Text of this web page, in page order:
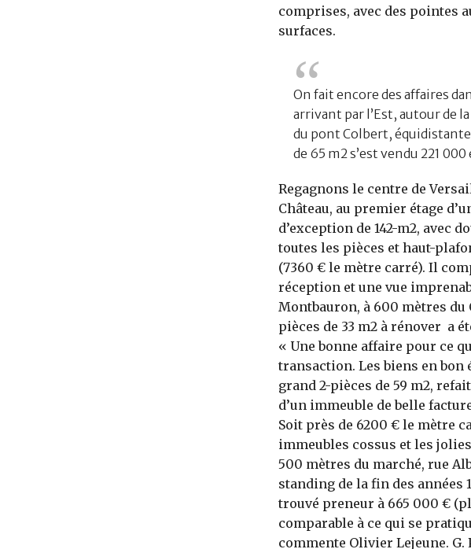
comprises, avec des pointes
surfaces.
On fait encore des affaires
arrivant par l’Est, autour de
du pont Colbert, équidistante
de 65 m2 s’est vendu 221
Regagnons le centre de
Château, au premier étage
d’exception de 142-m2, avec
toutes les pièces et haut-
(7360 € le mètre carré). Il
réception et une vue
Montbauron, à 600 mètres du
pièces de 33 m2 à rénover a
« Une bonne affaire pour ce
transaction. Les biens en bon
grand 2-pièces de 59 m2,
d’un immeuble de belle
Soit près de 6200 € le mètre
immeubles cossus et les
500 mètres du marché, rue
standing de la fin des années
trouvé preneur à 665 000 €
comparable à ce qui se
commente Olivier Lejeune. G.